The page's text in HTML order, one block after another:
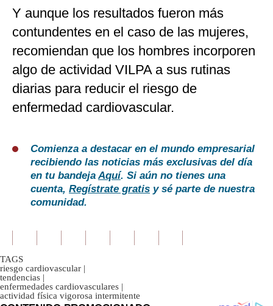
Y aunque los resultados fueron más
contundentes en el caso de las mujeres,
recomiendan que los hombres incorporen
algo de actividad VILPA a sus rutinas
diarias para reducir el riesgo de
enfermedad cardiovascular.
Comienza a destacar en el mundo empresarial
recibiendo las noticias más exclusivas del día
en tu bandejaAquí. Si aún no tienes una
cuenta, Regístrate gratis y sé parte de nuestra
comunidad.
TAGS
riesgo cardiovascular |
tendencias |
enfermedades cardiovasculares |
actividad física vigorosa intermitente